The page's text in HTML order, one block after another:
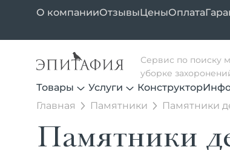
О компанииОтзывыЦеныОплата
Сервис по поиску
уборке
Товары
Услуги Конструктор
Главная
Памятники Памятники
Памятники